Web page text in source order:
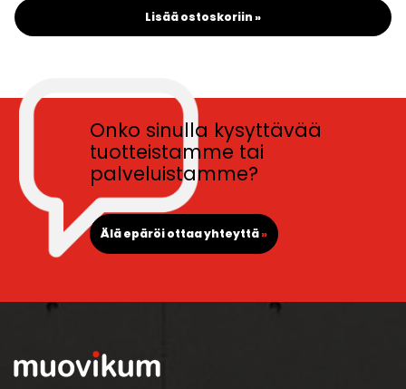
Lisää ostoskoriin »
Onko sinulla kysyttävää
tuotteistamme tai
palveluistamme?
Älä epäröi ottaa yhteyttä»